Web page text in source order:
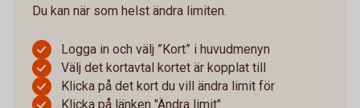
Du kan när som helst ändra limiten.
Logga in och välj ”Kort” i huvudmenyn
Välj det kortavtal kortet är kopplat till
Klicka på det kort du vill ändra limit för
Klicka på länken "Ändra limit"